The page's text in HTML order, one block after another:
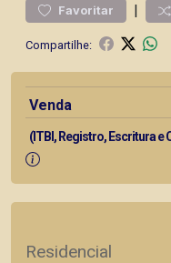
Favoritar |
Compartilhe:
Venda
(ITBI, Registro, Escritura e
Residencial